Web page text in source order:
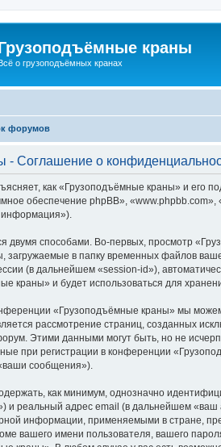
краны
о грузоподъёмных кранах
форумов
- Соглашение о
как «Грузоподъёмные краны» и его
обеспечение phpBB»,
двумя способами. Во-первых, просмотр
в папку временных файлов
(в дальнейшем «session-id»),
краны» и будет использоваться для
«Грузоподъёмные краны» мы
рассмотрение страниц, созданных
Этими данными могут быть, но не
при регистрации в конференции
сообщения»).
как минимум, однозначно
и реальный адрес email (в дальнейшем
информации, применяемыми в стране,
вашего имени пользователя, вашего